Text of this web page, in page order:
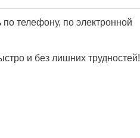
телефону, по электронной
и без лишних трудностей!